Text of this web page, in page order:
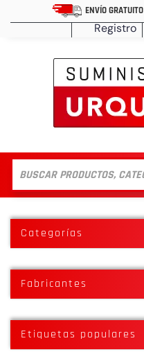
ENVÍO GRATUITO
Registro
Categorías
Fabricantes
Etiquetas populares